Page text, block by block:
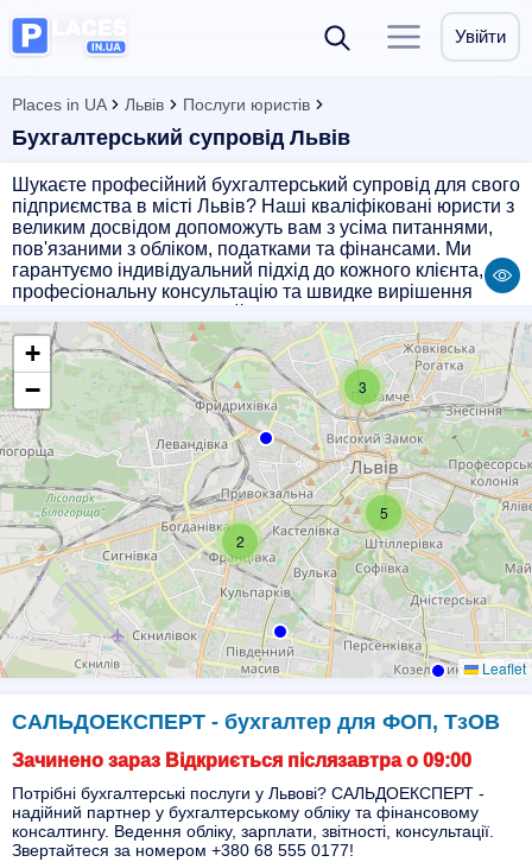
Увійти
Places in UA Львів Послуги юристів
Бухгалтерський супровід Львів
Шукаєте професійний бухгалтерський супровід для свого
підприємства в місті Львів? Наші кваліфіковані юристи з
великим досвідом допоможуть вам з усіма питаннями,
пов'язаними з обліком, податками та фінансами. Ми
гарантуємо індивідуальний підхід до кожного клієнта,
професіональну консультацію та швидке вирішення
надійному бухгалтерському супроводі вашого бізнесу!
2
5
3
+
−
Leaflet
САЛЬДОЕКСПЕРТ - бухгалтер для ФОП, ТзОВ
Зачинено зараз Відкриється післязавтра о 09:00
Потрібні бухгалтерські послуги у Львові? САЛЬДОЕКСПЕРТ -
надійний партнер у бухгалтерському обліку та фінансовому
консалтингу. Ведення обліку, зарплати, звітності, консультації.
Звертайтеся за номером +380 68 555 0177!